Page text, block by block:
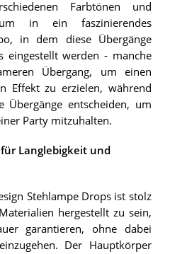
Farbtönen und
in ein faszinierendes
in dem diese Übergänge
eingestellt werden - manche
Übergang, um einen
Effekt zu erzielen, während
Übergänge entscheiden, um
Party mitzuhalten.
Langlebigkeit und
Stehlampe Drops ist stolz
hergestellt zu sein,
garantieren, ohne dabei
Der Hauptkörper